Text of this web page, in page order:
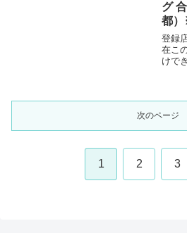
グ
都
せん
登録
在こ
けで
ンド
次のページ
1 2 3